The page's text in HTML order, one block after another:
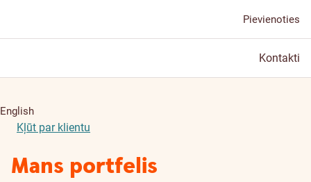
Pievienoties
Kontakti
English
Kļūt par klientu
Mans portfelis